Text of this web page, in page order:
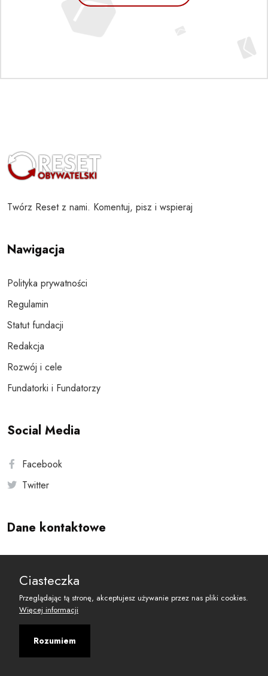
Twórz Reset z nami. Komentuj, pisz i wspieraj
Nawigacja
Polityka prywatności
Regulamin
Statut fundacji
Redakcja
Rozwój i cele
Fundatorki i Fundatorzy
Social Media
Facebook
Twitter
Dane kontaktowe
reset@resetobywatelski.pl
Ciasteczka
Przeglądając tą stronę, akceptujesz używanie przez nas pliki cookies.
Więcej informacji
Rozumiem